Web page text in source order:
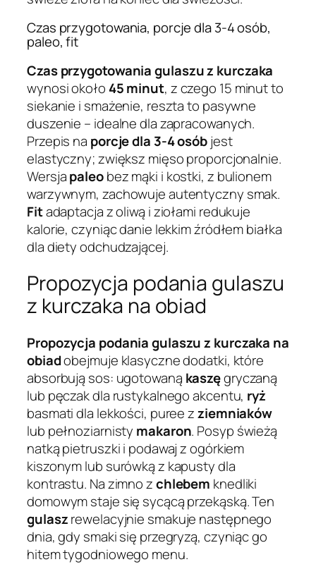
Czas przygotowania, porcje dla 3-4 osób,
paleo, fit
Czas przygotowaniagulaszu z kurczaka
wynosi około 45 minut, z czego 15 minut to
siekanie i smażenie, reszta to pasywne
duszenie – idealne dla zapracowanych.
Przepis na porcje dla 3-4 osóbjest
elastyczny; zwiększ mięso proporcjonalnie.
Wersjapaleobez mąki i kostki, z bulionem
warzywnym, zachowuje autentyczny smak.
Fitadaptacja z oliwą i ziołami redukuje
kalorie, czyniąc danie lekkim źródłem białka
dla diety odchudzającej.
Propozycja podania gulaszu
z kurczaka na obiad
Propozycja podania gulaszu z kurczaka na
obiadobejmuje klasyczne dodatki, które
absorbują sos: ugotowaną kaszęgryczaną
lub pęczak dla rustykalnego akcentu, ryż
basmati dla lekkości, puree zziemniaków
lub pełnoziarnisty makaron. Posyp świeżą
natką pietruszki i podawaj z ogórkiem
kiszonym lub surówką z kapusty dla
kontrastu. Na zimno zchlebem knedliki
domowym staje się sycącą przekąską. Ten
gulaszrewelacyjnie smakuje następnego
dnia, gdy smaki się przegryzą, czyniąc go
hitem tygodniowego menu.